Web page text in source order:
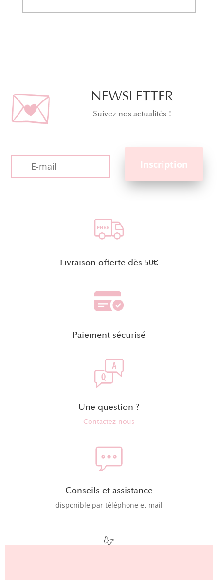
NEWSLETTER
Suivez nos actualités !
Livraison offerte dès 50€
Paiement sécurisé
Une question ?
Contactez-nous
Conseils et assistance
disponible par téléphone et mail